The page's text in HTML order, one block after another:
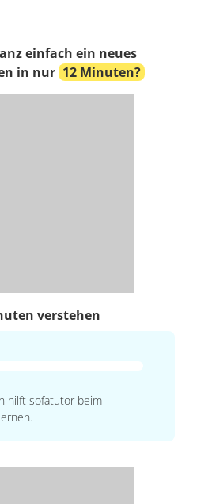
einfach ein neues
in nur 12 Minuten?
verstehen
hilft sofatutor beim